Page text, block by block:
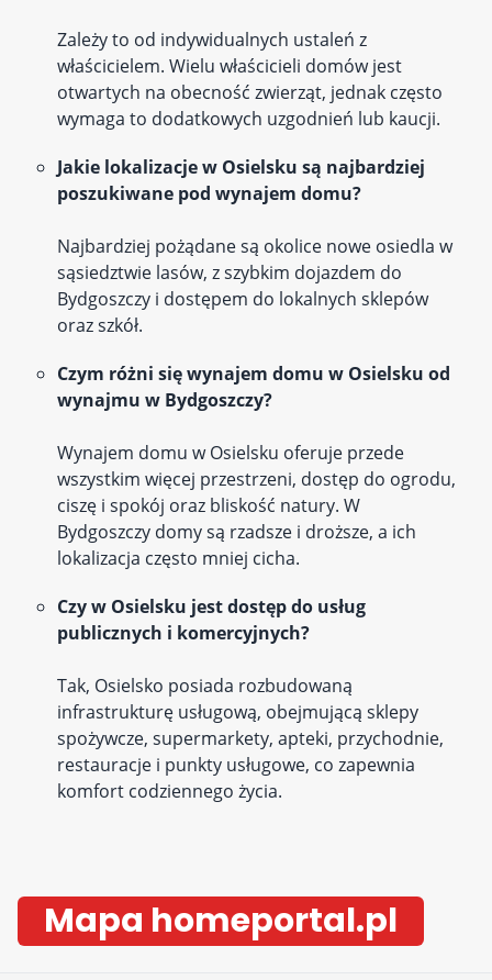
Zależy to od indywidualnych ustaleń z
właścicielem. Wielu właścicieli domów jest
otwartych na obecność zwierząt, jednak często
wymaga to dodatkowych uzgodnień lub kaucji.
Jakie lokalizacje w Osielsku są najbardziej
poszukiwane pod wynajem domu?
Najbardziej pożądane są okolice nowe osiedla w
sąsiedztwie lasów, z szybkim dojazdem do
Bydgoszczy i dostępem do lokalnych sklepów
oraz szkół.
Czym różni się wynajem domu w Osielsku od
wynajmu w Bydgoszczy?
Wynajem domu w Osielsku oferuje przede
wszystkim więcej przestrzeni, dostęp do ogrodu,
ciszę i spokój oraz bliskość natury. W
Bydgoszczy domy są rzadsze i droższe, a ich
lokalizacja często mniej cicha.
Czy w Osielsku jest dostęp do usług
publicznych i komercyjnych?
Tak, Osielsko posiada rozbudowaną
infrastrukturę usługową, obejmującą sklepy
spożywcze, supermarkety, apteki, przychodnie,
restauracje i punkty usługowe, co zapewnia
komfort codziennego życia.
Mapa homeportal.pl